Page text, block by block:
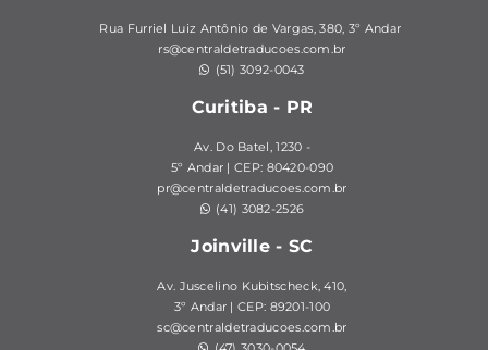
Rua Furriel Luiz Antônio de Vargas, 380, 3º Andar
rs@centraldetraducoes.com.br
(51) 3092-0043
Curitiba - PR
Av. Do Batel, 1230 -
5º Andar | CEP: 80420-090
pr@centraldetraducoes.com.br
(41) 3082-2526
Joinville - SC
Av. Juscelino Kubitscheck, 410,
3º Andar | CEP: 89201-100
sc@centraldetraducoes.com.br